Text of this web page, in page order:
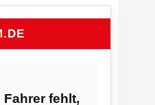
fehlt,